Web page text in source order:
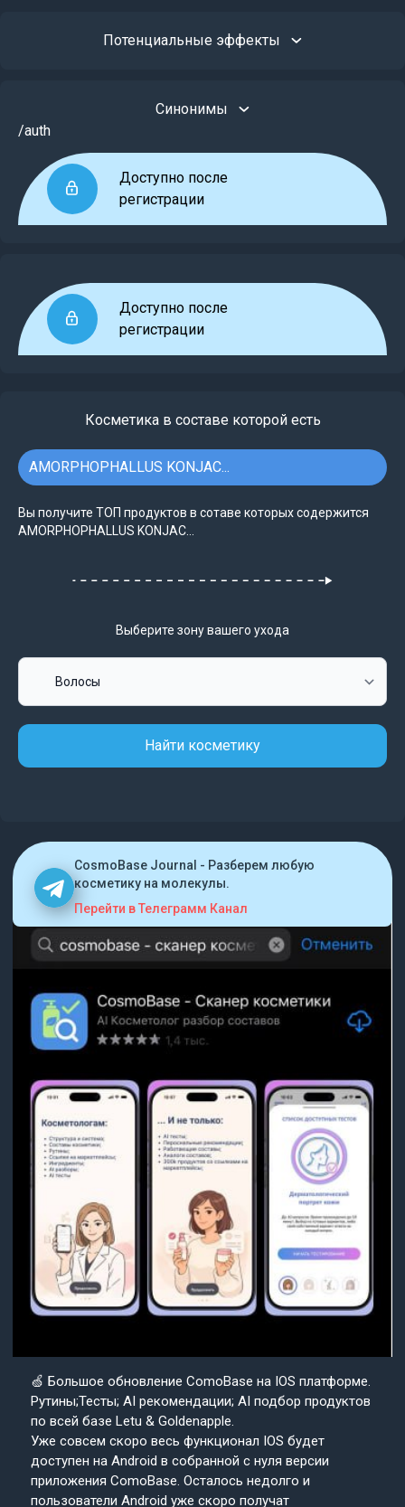
Потенциальные эффекты
Синонимы
/auth
Доступно после
регистрации
Доступно после
регистрации
Косметика в составе которой есть
AMORPHOPHALLUS KONJAC...
Вы получите ТОП продуктов в сотаве которых содержится
AMORPHOPHALLUS KONJAC...
Выберите зону вашего ухода
Найти косметику
CosmoBase Journal - Разберем любую
косметику на молекулы.
Перейти в Телеграмм Канал
🍏 Большое обновление ComoBase на IOS платформе.
Рутины;Тесты; AI рекомендации; AI подбор продуктов
по всей базе Letu & Goldenapple.
Уже совсем скоро весь функционал IOS будет
доступен на Android в собранной с нуля версии
приложения ComoBase. Осталось недолго и
пользователи Android уже скоро получат